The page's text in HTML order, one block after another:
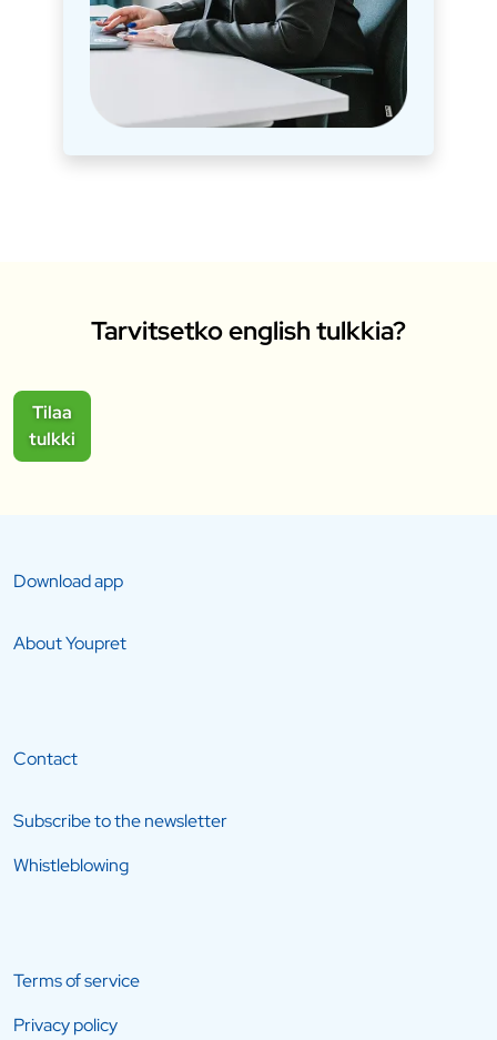
Tarvitsetko english tulkkia?
Tilaa
tulkki
Download app
About Youpret
Contact
Subscribe to the newsletter
Whistleblowing
Terms of service
Privacy policy